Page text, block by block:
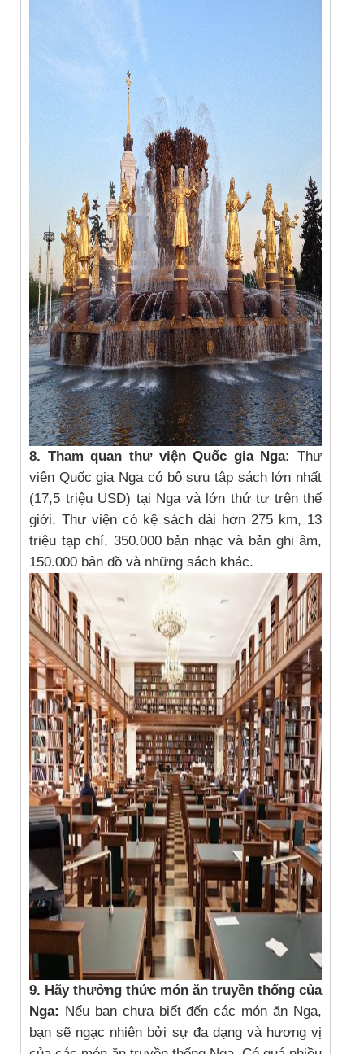
8. Tham quan thư viện Quốc gia Nga:Thư
viện Quốc gia Nga có bộ sưu tập sách lớn nhất
(17,5 triệu USD) tại Nga và lớn thứ tư trên thế
giới. Thư viện có kệ sách dài hơn 275 km, 13
triệu tạp chí, 350.000 bản nhạc và bản ghi âm,
150.000 bản đồ và những sách khác.
9. Hãy thưởng thức món ăn truyền thống của
Nga: Nếu bạn chưa biết đến các món ăn Nga,
bạn sẽ ngạc nhiên bởi sự đa dạng và hương vị